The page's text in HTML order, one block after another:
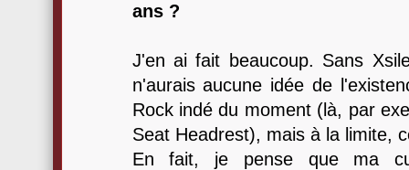
ans ?
J'en ai fait beaucoup. Sans
n'aurais aucune idée de
Rock indé du moment (là, par
Seat Headrest), mais à la limite,
En fait, je pense que ma